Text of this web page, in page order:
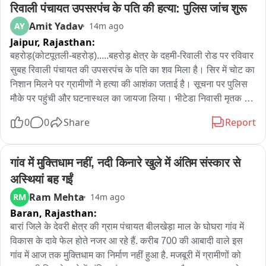
यह CAG की दूसरी सबसे बड़ी फाइंडिंग थी
उसके बाद बार बार टैक्स चोरी हो रहा है
मगर उसके ऊपर भी सरकार कभी कार्रवाई नहीं करती थी
यानी केवल 70 मामलों में ही सरकार ने कार्रवाई की
यह कोई छोटी बात नहीं गंभीर विषय है
सरकार के पास सारा डाटा था
जो लोग GST की चोरी कर रहे हैं
रिवाली पंचायत उपसरपंच के पति की हत्या: पुलिस जांच शुरू
AY Amit Yadav 14m ago
Jaipur, Rajasthan:
बहरोड़(कोटपूतली-बहरोड़).....बहरोड़ क्षेत्र के दहमी-रिवाली रोड पर रविवार
सुबह रिवाली पंचायत की उपसरपंच के पति का शव मिला है। सिर में चोट का
निशान मिलने पर ग्रामीणों ने हत्या की आशंका जताई है। सूचना पर पुलिस
मौके पर पहुंची और घटनास्थल का जायजा लिया। भीटेडा निवासी मृतक
आरओ वाटर सप्लाई का काम करते थे। घटना की सूचना मिलते ही बड़ी
रविंद्र कुमार पुलिस बल के साथ घटनास्थल पर पहुंचे और जायजा लिया।
पुलिस के अनुसार, मृतक के सिर पर चोट के निशान मिले हैं। प्रथम दृष्टया
पुलिस ने हत्या का अंदेशा जताया है। पुलिस का कहना है कि मौत के
वास्तविक कारणों का खुलासा पोस्टमॉर्टम और एफएसएल जांच के बाद ही हो
सकेगा। घटनाास्थल से सबूत जुटाने के लिए एफएसएल टीम को भी मौके पर
बुलाया गया है। पुलिस ने मृतक के मोबाइल फोन की कॉल डिटेल और अन्य
जानकारियां खंगालना शुरू कर दिया है, ताकि यह पता लगाया सके कि
उपदेश यादव मौत से पहले किन लोगों के संपर्क में थे। घटना की जानकारी
0 0 Share Report
गांव में मुक्तिधाम नहीं, नदी किनारे खुले में अंतिम संस्कार से
अस्थियां बह गईं
RM Ram Mehta 14m ago
Baran, Rajasthan:
बारां जिले के देवरी क्षेत्र की ग्राम पंचायत बीलखेड़ा माल के घोघरा गांव में
विकास के दावे फेल होते नजर आ रहे हैं. करीब 700 की आबादी वाले इस
गांव में आज तक मुक्तिधाम का निर्माण नहीं हुआ है. मजबूरी में ग्रामीणों को